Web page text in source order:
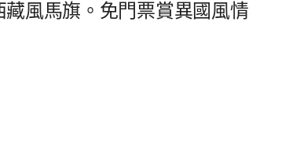
藏風馬旗。免門票賞異國風情